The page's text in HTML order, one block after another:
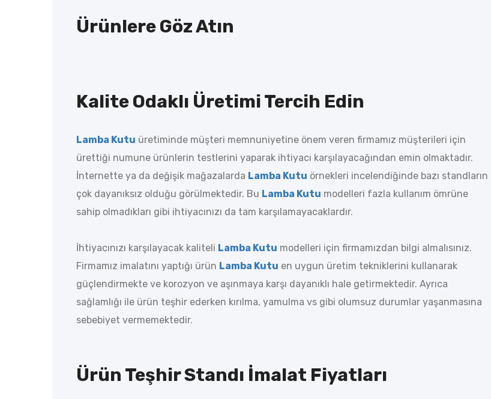
Ürünlere Göz Atın
Kalite Odaklı Üretimi Tercih Edin
Lamba Kutu üretiminde müşteri memnuniyetine önem veren firmamız müşterileri için
ürettiği numune ürünlerin testlerini yaparak ihtiyacı karşılayacağından emin olmaktadır.
İnternette ya da değişik mağazalarda Lamba Kutu örnekleri incelendiğinde bazı standların
çok dayanıksız olduğu görülmektedir. Bu Lamba Kutu modelleri fazla kullanım ömrüne
sahip olmadıkları gibi ihtiyacınızı da tam karşılamayacaklardır.
İhtiyacınızı karşılayacak kaliteli Lamba Kutu modelleri için firmamızdan bilgi almalısınız.
Firmamız imalatını yaptığı ürün Lamba Kutu en uygun üretim tekniklerini kullanarak
güçlendirmekte ve korozyon ve aşınmaya karşı dayanıklı hale getirmektedir. Ayrıca
sağlamlığı ile ürün teşhir ederken kırılma, yamulma vs gibi olumsuz durumlar yaşanmasına
sebebiyet vermemektedir.
Ürün Teşhir Standı İmalat Fiyatları